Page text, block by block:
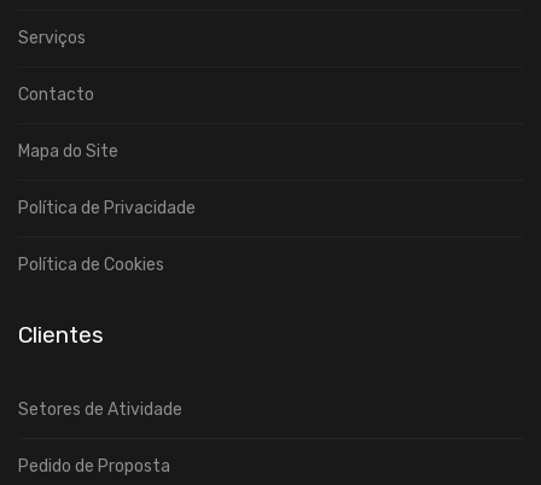
Serviços
Contacto
Mapa do Site
Política de Privacidade
Política de Cookies
Clientes
Setores de Atividade
Pedido de Proposta